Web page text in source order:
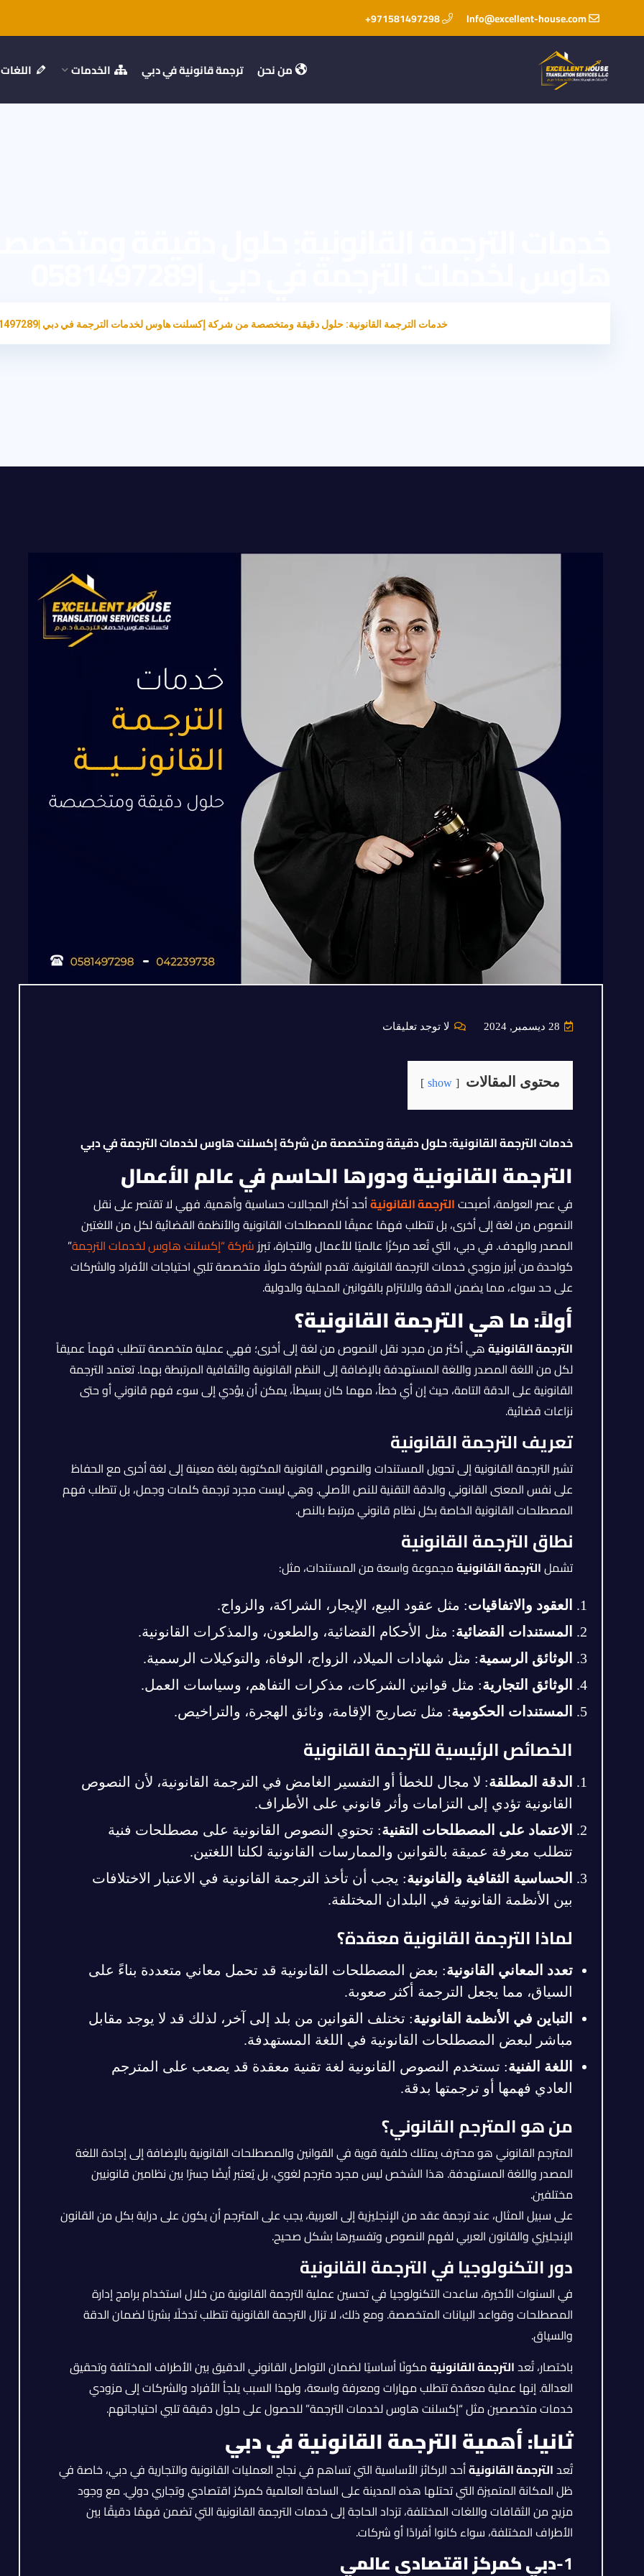
Info@excellent-house.com
971581497298+
من نحن ترجمة قانونية في دبي الخدمات اللغات
خدمات الترجمة القانونية: حلول دقيقة ومتخصصة من شركة إكسلنت هاوس لخدمات الترجمة في دبي |0581497289
لا توجد تعليقات
محتوى المقالات show
خدمات الترجمة القانونية: حلول دقيقة ومتخصصة من شركة إكسلنت هاوس لخدمات الترجمة في دبي
الترجمة القانونية ودورها الحاسم في عالم الأعمال
في عصر العولمة، أصبحتالترجمة القانونيةأحد أكثر المجالات حساسية وأهمية. فهي لا تقتصر على نقل
النصوص من لغة إلى أخرى، بل تتطلب فهمًا عميقًا للمصطلحات القانونية والأنظمة القضائية لكل من اللغتين
المصدر والهدف. في دبي، التي تُعد مركزًا عالميًا للأعمال والتجارة، تبرزشركة “إكسلنت هاوس لخدمات الترجمة”
كواحدة من أبرز مزودي خدمات الترجمة القانونية. تقدم الشركة حلولًا متخصصة تلبي احتياجات الأفراد والشركات
على حد سواء، مما يضمن الدقة والالتزام بالقوانين المحلية والدولية.
أولاً: ما هي الترجمة القانونية؟
الترجمة القانونيةهي أكثر من مجرد نقل النصوص من لغة إلى أخرى؛ فهي عملية متخصصة تتطلب فهماً عميقاً
لكل من اللغة المصدر واللغة المستهدفة بالإضافة إلى النظم القانونية والثقافية المرتبطة بهما. تعتمد الترجمة
القانونية على الدقة التامة، حيث إن أي خطأ، مهما كان بسيطاً، يمكن أن يؤدي إلى سوء فهم قانوني أو حتى
نزاعات قضائية.
تعريف الترجمة القانونية
تشير الترجمة القانونية إلى تحويل المستندات والنصوص القانونية المكتوبة بلغة معينة إلى لغة أخرى مع الحفاظ
على نفس المعنى القانوني والدقة التقنية للنص الأصلي. وهي ليست مجرد ترجمة كلمات وجمل، بل تتطلب فهم
المصطلحات القانونية الخاصة بكل نظام قانوني مرتبط بالنص.
نطاق الترجمة القانونية
تشملالترجمة القانونيةمجموعة واسعة من المستندات، مثل:
العقود والاتفاقيات: مثل عقود البيع، الإيجار، الشراكة، والزواج.
المستندات القضائية: مثل الأحكام القضائية، والطعون، والمذكرات القانونية.
الوثائق الرسمية: مثل شهادات الميلاد، الزواج، الوفاة، والتوكيلات الرسمية.
الوثائق التجارية: مثل قوانين الشركات، مذكرات التفاهم، وسياسات العمل.
المستندات الحكومية: مثل تصاريح الإقامة، وثائق الهجرة، والتراخيص.
الخصائص الرئيسية للترجمة القانونية
الدقة المطلقة: لا مجال للخطأ أو التفسير الغامض في الترجمة القانونية، لأن النصوص
القانونية تؤدي إلى التزامات وأثر قانوني على الأطراف.
الاعتماد على المصطلحات التقنية: تحتوي النصوص القانونية على مصطلحات فنية
تتطلب معرفة عميقة بالقوانين والممارسات القانونية لكلتا اللغتين.
الحساسية الثقافية والقانونية: يجب أن تأخذ الترجمة القانونية في الاعتبار الاختلافات
بين الأنظمة القانونية في البلدان المختلفة.
لماذا الترجمة القانونية معقدة؟
تعدد المعاني القانونية: بعض المصطلحات القانونية قد تحمل معاني متعددة بناءً على
السياق، مما يجعل الترجمة أكثر صعوبة.
التباين في الأنظمة القانونية: تختلف القوانين من بلد إلى آخر، لذلك قد لا يوجد مقابل
مباشر لبعض المصطلحات القانونية في اللغة المستهدفة.
اللغة الفنية: تستخدم النصوص القانونية لغة تقنية معقدة قد يصعب على المترجم
العادي فهمها أو ترجمتها بدقة.
من هو المترجم القانوني؟
المترجم القانوني هو محترف يمتلك خلفية قوية في القوانين والمصطلحات القانونية بالإضافة إلى إجادة اللغة
المصدر واللغة المستهدفة. هذا الشخص ليس مجرد مترجم لغوي، بل يُعتبر أيضًا جسرًا بين نظامين قانونيين
مختلفين.
على سبيل المثال، عند ترجمة عقد من الإنجليزية إلى العربية، يجب على المترجم أن يكون على دراية بكل من القانون
الإنجليزي والقانون العربي لفهم النصوص وتفسيرها بشكل صحيح.
دور التكنولوجيا في الترجمة القانونية
في السنوات الأخيرة، ساعدت التكنولوجيا في تحسين عملية الترجمة القانونية من خلال استخدام برامج إدارة
المصطلحات وقواعد البيانات المتخصصة. ومع ذلك، لا تزال الترجمة القانونية تتطلب تدخلًا بشريًا لضمان الدقة
والسياق.
باختصار، تُعدالترجمة القانونيةمكونًا أساسيًا لضمان التواصل القانوني الدقيق بين الأطراف المختلفة وتحقيق
العدالة. إنها عملية معقدة تتطلب مهارات ومعرفة واسعة، ولهذا السبب يلجأ الأفراد والشركات إلى مزودي
خدمات متخصصين مثل “إكسلنت هاوس لخدمات الترجمة” للحصول على حلول دقيقة تلبي احتياجاتهم.
ثانيا: أهمية الترجمة القانونية في دبي
تُعدالترجمة القانونيةأحد الركائز الأساسية التي تساهم في نجاح العمليات القانونية والتجارية في دبي، خاصة في
ظل المكانة المتميزة التي تحتلها هذه المدينة على الساحة العالمية كمركز اقتصادي وتجاري دولي. مع وجود
مزيج من الثقافات واللغات المختلفة، تزداد الحاجة إلى خدمات الترجمة القانونية التي تضمن فهمًا دقيقًا بين
الأطراف المختلفة، سواء كانوا أفرادًا أو شركات.
1- دبي كمركز اقتصادي عالمي